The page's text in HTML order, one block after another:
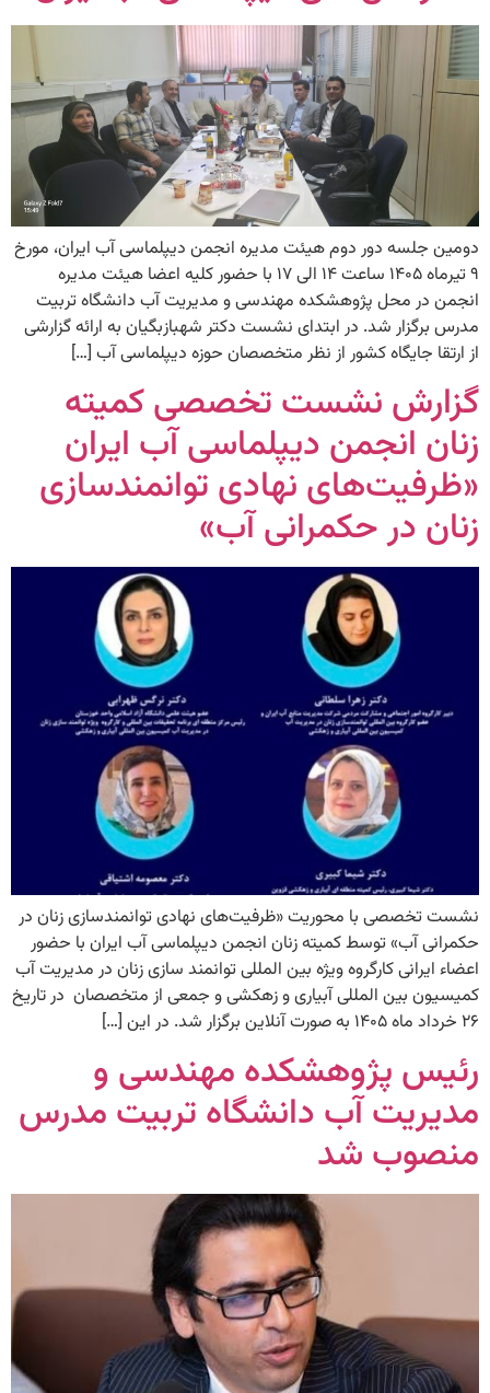
دومین جلسه دور دوم هیئت مدیره انجمن دیپلماسی آب ایران، مورخ
۹ تیرماه ۱۴۰۵ ساعت ۱۴ الی ۱۷ با حضور کلیه اعضا هیئت مدیره
انجمن در محل پژوهشکده مهندسی و مدیریت آب دانشگاه تربیت
مدرس برگزار شد. در ابتدای نشست دکتر شهبازبگیان به ارائه گزارشی
از ارتقا جایگاه کشور از نظر متخصصان حوزه دیپلماسی آب […]
گزارش نشست تخصصی کمیته
زنان انجمن دیپلماسی آب ایران
«ظرفیت‌های نهادی توانمندسازی
زنان در حکمرانی آب»
نشست تخصصی با محوریت «ظرفیت‌های نهادی توانمندسازی زنان در
حکمرانی آب» توسط کمیته زنان انجمن دیپلماسی آب ایران با حضور
اعضاء ایرانی کارگروه ویژه بین المللی توانمند سازی زنان در مدیریت آب
کمیسیون بین المللی آبیاری و زهکشی و جمعی از متخصصان در تاریخ
۲۶ خرداد ماه ۱۴۰۵ به صورت آنلاین برگزار شد. در این […]
رئیس پژوهشکده مهندسی و
مدیریت آب دانشگاه تربیت مدرس
منصوب شد